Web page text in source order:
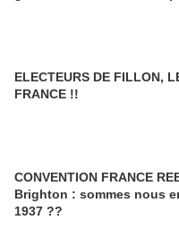
ELECTEURS DE FILLON,
FRANCE !!
CONVENTION FRANCE REBELLE de
Brighton : sommes nous
1937 ??